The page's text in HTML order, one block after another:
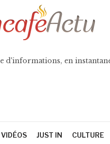
d'informations, en
VIDÉOS JUST IN CULTURE